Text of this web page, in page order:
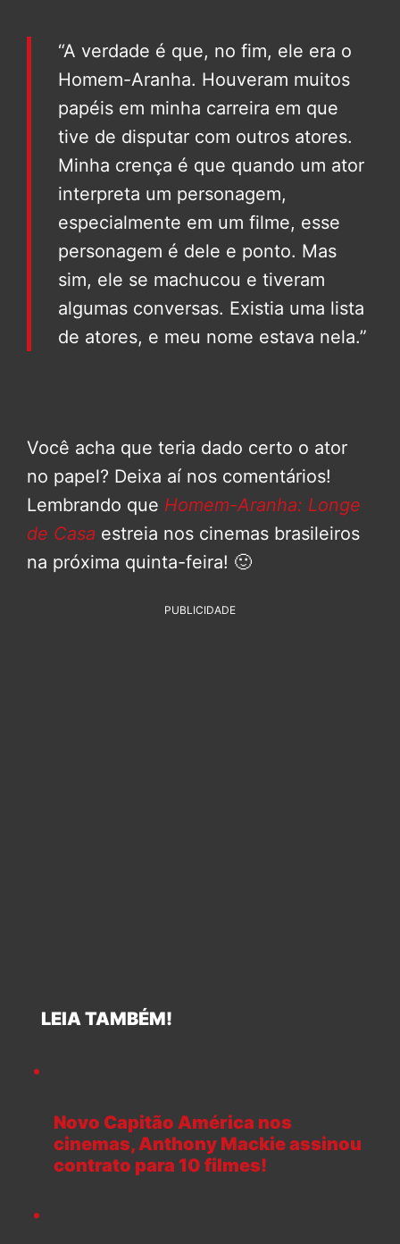
“A verdade é que, no fim, ele era o
Homem-Aranha. Houveram muitos
papéis em minha carreira em que
tive de disputar com outros atores.
Minha crença é que quando um ator
interpreta um personagem,
especialmente em um filme, esse
personagem é dele e ponto. Mas
sim, ele se machucou e tiveram
algumas conversas. Existia uma lista
de atores, e meu nome estava nela.”
Você acha que teria dado certo o ator
no papel? Deixa aí nos comentários!
Lembrando que Homem-Aranha: Longe
de Casa estreia nos cinemas brasileiros
na próxima quinta-feira! 🙂
PUBLICIDADE
LEIA TAMBÉM!
Novo Capitão América nos
cinemas, Anthony Mackie assinou
contrato para 10 filmes!